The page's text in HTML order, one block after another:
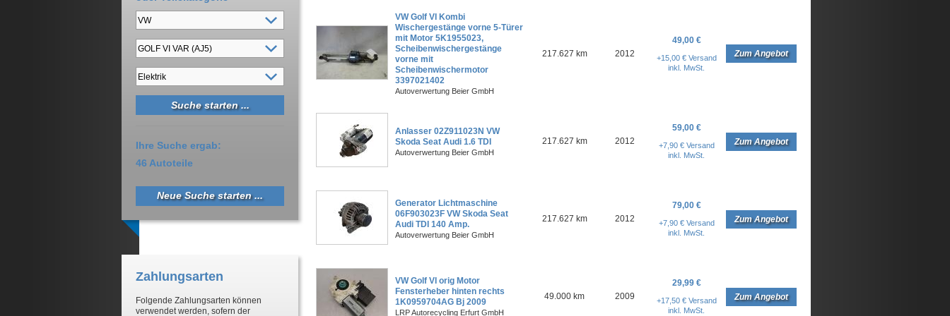
VW Golf VI Kombi
Wischergestänge vorne 5-Türer
mit Motor 5K1955023,
Scheibenwischergestänge
vorne mit
Scheibenwischermotor
3397021402
Autoverwertung Beier GmbH
217.627 km 2012
49,00 €
+15,00 € Versand
inkl. MwSt.
Zum Angebot
Anlasser 02Z911023N VW
Skoda Seat Audi 1.6 TDI
Autoverwertung Beier GmbH
217.627 km 2012
59,00 €
+7,90 € Versand
inkl. MwSt.
Zum Angebot
Generator Lichtmaschine
06F903023F VW Skoda Seat
Audi TDI 140 Amp.
Autoverwertung Beier GmbH
217.627 km 2012
79,00 €
+7,90 € Versand
inkl. MwSt.
Zum Angebot
VW Golf VI orig Motor
Fensterheber hinten rechts
1K0959704AG Bj 2009
LRP Autorecycling Erfurt GmbH
49.000 km 2009
29,99 €
+17,50 € Versand
inkl. MwSt.
Zum Angebot
Ihre Suche ergab:
46 Autoteile
Neue Suche starten ...
Zahlungsarten
Folgende Zahlungsarten können
verwendet werden, sofern der